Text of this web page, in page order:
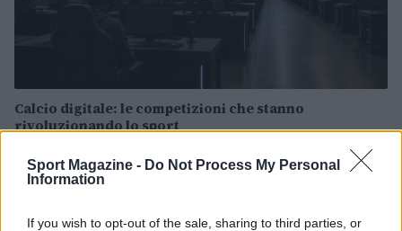
Sport Magazine - Do Not Process My Personal
Information
If you wish to opt-out of the sale, sharing to third parties, or
Calcio digitale: le competizioni che stanno
rivoluzionando lo sport
CALCIO